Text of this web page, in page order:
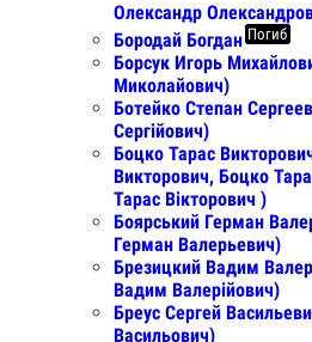
Олександр
Бородай Богдан Погиб
Борсук Игорь
Миколайович)
Ботейко Степан
Сергійович)
Боцко Тарас
Викторович, Боцко
Тарас Вікторович )
Боярський Герман
Герман Валерьевич)
Брезицкий Вадим
Вадим Валерійович)
Бреус Сергей
Васильович)